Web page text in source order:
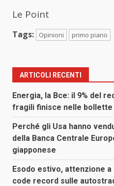
Le Point
Tags: Opinioni primo piano
ARTICOLI RECENTI
Energia, la Bce: il 9% del
fragili finisce nelle bollette
Perché gli Usa hanno
della Banca Centrale
giapponese
Esodo estivo, attenzione
code record sulle